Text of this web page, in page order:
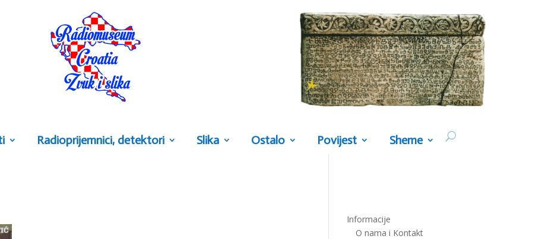
Radioprijemnici, detektori Slika Ostalo Povijest Sheme
Informacije
O nama i Kontakt